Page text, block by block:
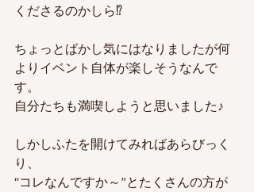
くださるのかしら⁉
ちょっとばかし気にはなりましたが何
よりイベント自体が楽しそうなんで
す。
自分たちも満喫しようと思いました♪
しかしふたを開けてみればあらびっく
り、
“コレなんですか～”とたくさんの方が